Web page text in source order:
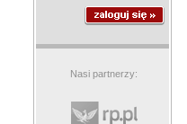
Nasi partnerzy: